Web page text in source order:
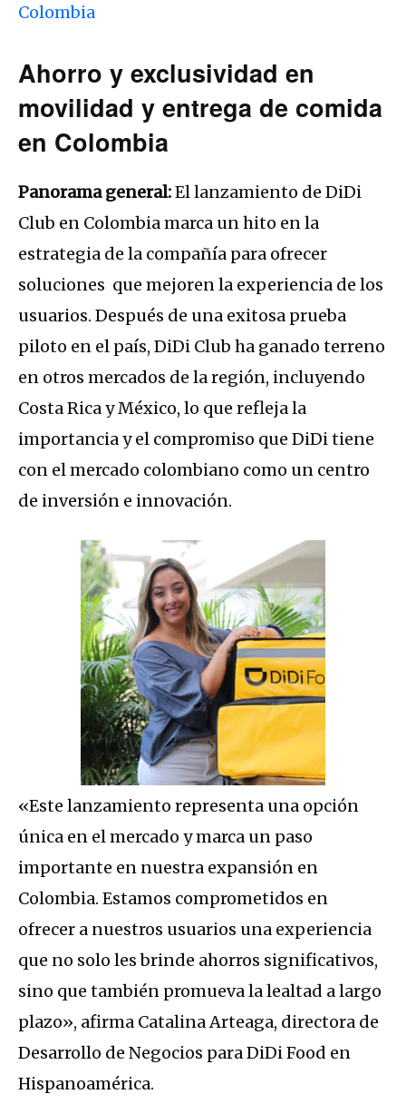
Colombia
Ahorro y exclusividad en
movilidad y entrega de comida
en Colombia
Panorama general:El lanzamiento de DiDi
Club en Colombia marca un hito en la
estrategia de la compañía para ofrecer
soluciones que mejoren la experiencia de los
usuarios. Después de una exitosa prueba
piloto en el país, DiDi Club ha ganado terreno
en otros mercados de la región, incluyendo
Costa Rica y México, lo que refleja la
importancia y el compromiso que DiDi tiene
con el mercado colombiano como un centro
de inversión e innovación.
«Este lanzamiento representa una opción
única en el mercado y marca un paso
importante en nuestra expansión en
Colombia. Estamos comprometidos en
ofrecer a nuestros usuarios una experiencia
que no solo les brinde ahorros significativos,
sino que también promueva la lealtad a largo
plazo», afirma Catalina Arteaga, directora de
Desarrollo de Negocios para DiDi Food en
Hispanoamérica.